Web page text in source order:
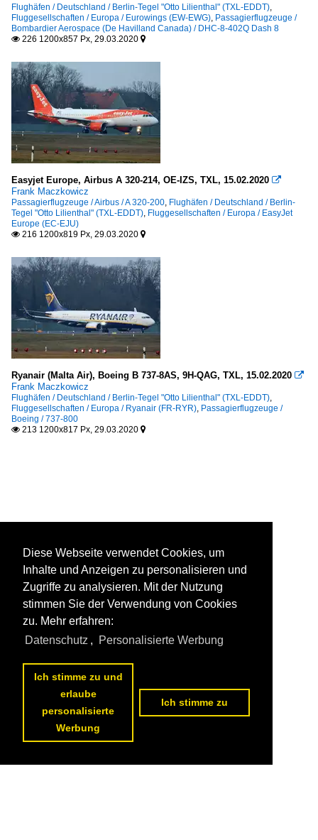
Flughäfen / Deutschland / Berlin-Tegel "Otto Lilienthal" (TXL-EDDT)
Fluggesellschaften / Europa / Eurowings (EW-EWG) Passagierflugzeuge /
Bombardier Aerospace (De Havilland Canada) / DHC-8-402Q Dash 8
 226 1200x857 Px, 29.03.2020 
Easyjet Europe, Airbus A 320-214, OE-IZS, TXL, 15.02.2020 
Frank Maczkowicz
Passagierflugzeuge / Airbus / A 320-200 Flughäfen / Deutschland / Berlin-
Tegel "Otto Lilienthal" (TXL-EDDT) Fluggesellschaften / Europa / EasyJet
Europe (EC-EJU)
 216 1200x819 Px, 29.03.2020 
Ryanair (Malta Air), Boeing B 737-8AS, 9H-QAG, TXL, 15.02.2020 
Frank Maczkowicz
Flughäfen / Deutschland / Berlin-Tegel "Otto Lilienthal" (TXL-EDDT)
Fluggesellschaften / Europa / Ryanair (FR-RYR) Passagierflugzeuge /
Boeing / 737-800
 213 1200x817 Px, 29.03.2020 
Diese Webseite verwendet Cookies, um
Inhalte und Anzeigen zu personalisieren und
Zugriffe zu analysieren. Mit der Nutzung
stimmen Sie der Verwendung von Cookies
zu. Mehr erfahren:
Datenschutz , Personalisierte Werbung
Ich stimme zu und
erlaube
personalisierte
Werbung
Ich stimme zu